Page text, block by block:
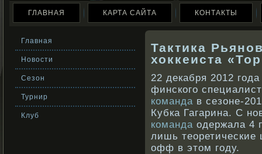
ГЛАВНАЯ КАРТА САЙТА КОНТАКТЫ
Главная
Новости
Сезон
Турнир
Клуб
Тактика
хоккеиста
22 декабря 2012
финского
команда в сезоне-
Кубка Гагарина. С
команда одержала 4
лишь
офф в этом году.